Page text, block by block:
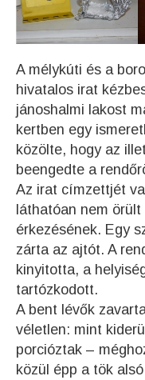
A mélykúti és a
hivatalos irat
jánoshalmi lakost
kertben egy
közölte, hogy az
beengedte a
Az irat címzettjét
láthatóan nem
érkezésének. Egy
zárta az ajtót. A
kinyitotta, a
tartózkodott.
A bent lévők
véletlen: mint
porcióztak –
közül épp a tök